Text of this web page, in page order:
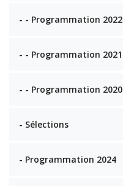
- - Programmation 2022
- - Programmation 2021
- - Programmation 2020
- Sélections
- Programmation 2024